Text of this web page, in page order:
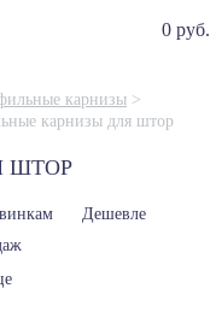
0 руб.
карнизы >
карнизы для штор
ШТОР
Дешевле